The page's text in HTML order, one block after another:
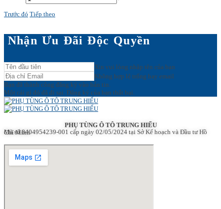
Trước đó Tiếp theo
Nhận Ưu Đãi Độc Quyền
Xin vui lòng nhập tên của bạn
Không hợp lệ trống hay email
Bạn đã thành công đăng ký vào bản tin.
Một cái gì đó đã đi sai. Đăng ký của bạn thất bại.
PHỤ TÙNG Ô TÔ TRUNG HIẾU
Mã số 8404954239-001
cấp ngày 02/05/2024 tại Sở Kế hoạch và Đầu tư Hồ Chí Minh